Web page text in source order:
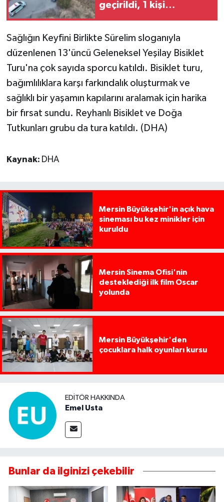
geçirildi, 1 kişi
Sağlığın Keyfini Birlikte Sürelim sloganıyla
düzenlenen 13'üncü Geleneksel Yeşilay Bisiklet
Turu'na çok sayıda sporcu katıldı. Bisiklet turu,
bağımlılıklara karşı farkındalık oluşturmak ve
sağlıklı bir yaşamın kapılarını aralamak için harika
bir fırsat sundu. Reyhanlı Bisiklet ve Doğa
Tutkunları grubu da tura katıldı. (DHA)
Kaynak: DHA
Mersin Büyükşehir'in açık hava
sineması bu kez minikler için
kuruldu
Mersin Sinema Ofisi'nin
desteklediği ilk film Oscar
yolunda
Mersin Büyükşehir'den
çocuklara halk oyunları kursu
EDITÖR HAKKINDA
Emel Usta
Bunlar da ilginizi çekebilir